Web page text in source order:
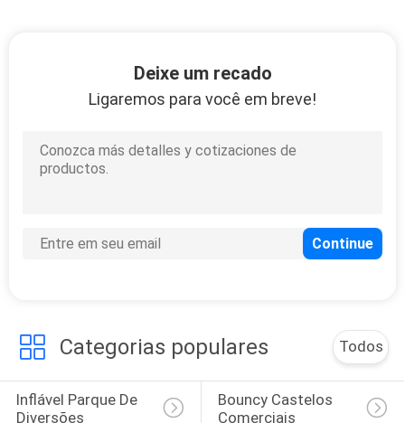
Deixe um recado
Ligaremos para você em breve!
Categorias populares Todos
Inflável Parque De
Diversões
Bouncy Castelos
Comerciais